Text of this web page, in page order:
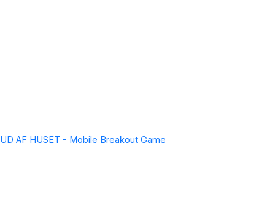
UD AF HUSET - Mobile Breakout Game